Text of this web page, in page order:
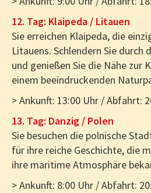
12. Tag: Klaipeda / Litauen
Sie erreichen Klaipeda, die
Litauens. Schlendern Sie
und genießen Sie die Nähe zur
einem beeindruckenden
> Ankunft: 13:00 Uhr / Abfahrt:
13. Tag: Danzig / Polen
Sie besuchen die polnische
für ihre reiche Geschichte, die
ihre maritime Atmosphäre
> Ankunft: 8:00 Uhr / Abfahrt: